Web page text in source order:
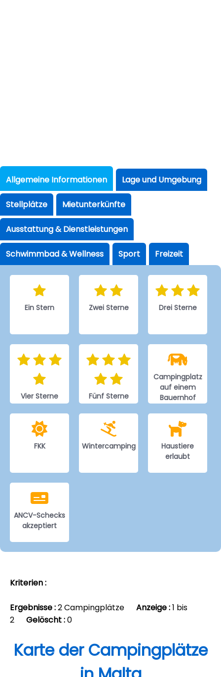
Allgemeine Informationen
Ein Stern Zwei Sterne Drei Sterne
Vier Sterne Fünf Sterne
Campingplatz
auf einem
Bauernhof
FKK Wintercamping
Haustiere
erlaubt
ANCV-Schecks
akzeptiert
Lage und Umgebung
Stellplätze Mietunterkünfte
Ausstattung & Dienstleistungen
Schwimmbad & Wellness Sport Freizeit
Kriterien :
Ergebnisse :2 Campingplätze Anzeige :1 bis
2 Gelöscht :0
Karte der Campingplätze